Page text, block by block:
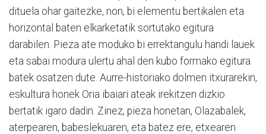
dituela ohar gaitezke, non, bi elementu bertikalen eta
horizontal baten elkarketatik sortutako egitura
darabilen. Pieza ate moduko bi errektangulu handi lauek
eta sabai modura ulertu ahal den kubo formako egitura
batek osatzen dute. Aurre-historiako dolmen itxurarekin,
eskultura honek Oria ibaiari ateak irekitzen dizkio
bertatik igaro dadin. Zinez, pieza honetan, Olazabalek,
aterpearen, babeslekuaren, eta batez ere, etxearen